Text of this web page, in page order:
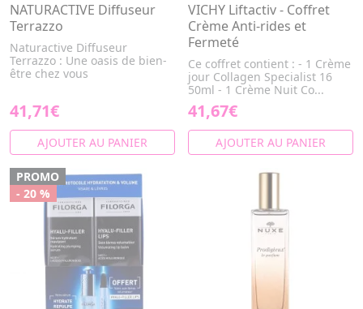
NATURACTIVE Diffuseur
Terrazzo
Naturactive Diffuseur
Terrazzo : Une oasis de bien-
être chez vous
41,71€
AJOUTER AU PANIER
VICHY Liftactiv - Coffret
Crème Anti-rides et
Fermeté
Ce coffret contient : - 1 Crème
jour Collagen Specialist 16
50ml - 1 Crème Nuit Co...
41,67€
AJOUTER AU PANIER
PROMO
- 20 %